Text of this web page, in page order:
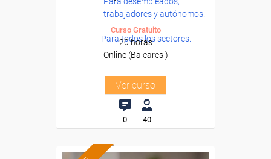
trabajadores y autónomos.
Para todos los sectores.
Curso Gratuito
20 horas
Online (Baleares )
Ver curso
0 40